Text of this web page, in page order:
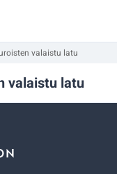
valaistu latu
valaistu latu